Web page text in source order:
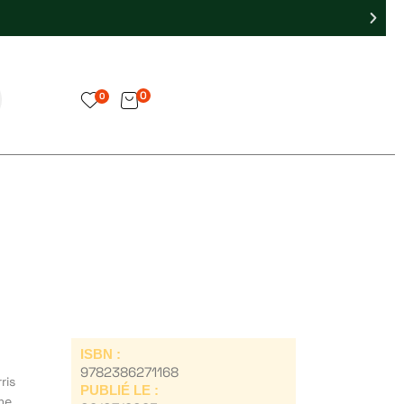
0 0
ISBN :
9782386271168
PUBLIÉ LE :